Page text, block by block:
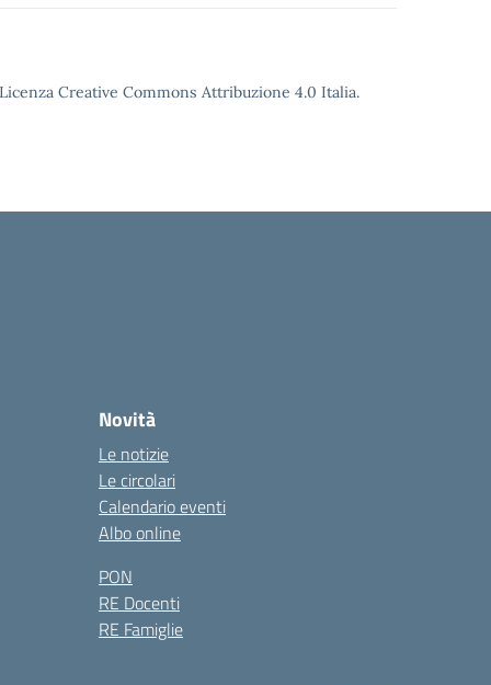
Creative Commons Attribuzione 4.0 Italia.
Novità
Le notizie
Le circolari
Calendario eventi
Albo online
PON
RE Docenti
RE Famiglie